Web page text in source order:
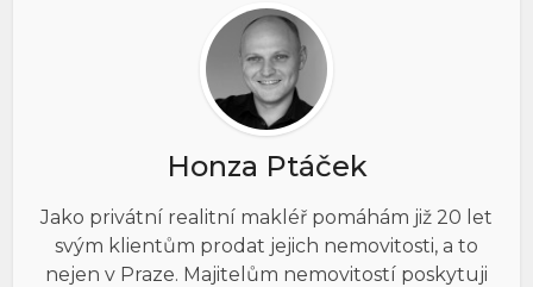
Honza Ptáček
Jako privátní realitní makléř pomáhám již 20 let
svým klientům prodat jejich nemovitosti, a to
nejen v Praze. Majitelům nemovitostí poskytuji